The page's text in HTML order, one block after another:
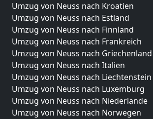
Umzug von Neuss nach Kroatien
Umzug von Neuss nach Estland
Umzug von Neuss nach Finnland
Umzug von Neuss nach Frankreich
Umzug von Neuss nach Griechenland
Umzug von Neuss nach Italien
Umzug von Neuss nach Liechtenstein
Umzug von Neuss nach Luxemburg
Umzug von Neuss nach Niederlande
Umzug von Neuss nach Norwegen